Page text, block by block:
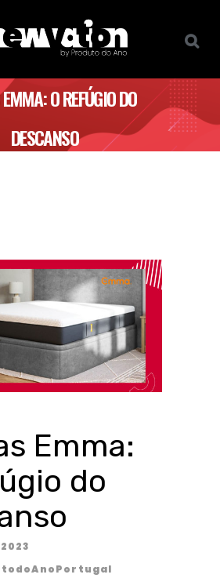
O REFÚGIO DO
DESCANSO
Emma:
do